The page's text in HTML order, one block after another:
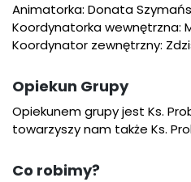
Animatorka: Donata
Koordynatorka wewnętrzna:
Koordynator zewnętrzny:
Opiekun Grupy
Opiekunem grupy jest Ks.
towarzyszy nam także Ks.
Co robimy?